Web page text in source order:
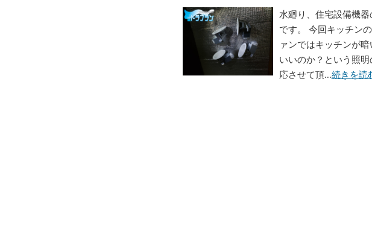
水廻り、住宅設備機
です。 今回キッチン
ァンではキッチンが
いいのか？という照
応させて頂...続きを読